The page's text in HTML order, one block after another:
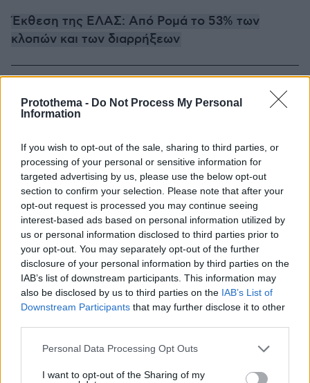
Protothema - Do Not Process My Personal
Information
If you wish to opt-out of the sale, sharing to third parties, or
processing of your personal or sensitive information for
targeted advertising by us, please use the below opt-out
section to confirm your selection. Please note that after your
opt-out request is processed you may continue seeing
interest-based ads based on personal information utilized by
us or personal information disclosed to third parties prior to
your opt-out. You may separately opt-out of the further
disclosure of your personal information by third parties on the
IAB’s list of downstream participants. This information may
also be disclosed by us to third parties on the IAB’s List of
Downstream Participants that may further disclose it to other
Please note that this website/app uses one or more Google
not limited to your visit or usage behaviour. You may click to
Personal Data Processing Opt Outs
I want to opt-out of the Sharing of my
Έκθεση της ΕΛΑΣ: Από Ρομά το 53% των
κλοπών και των διαρρήξεων
Thema Insights
protothema.gr στο Google News
και μάθετε πρώτοι όλες τις ειδήσεις
και τον Κόσμο, τη στιγμή που συμβαίνουν, στο
Protothema.gr